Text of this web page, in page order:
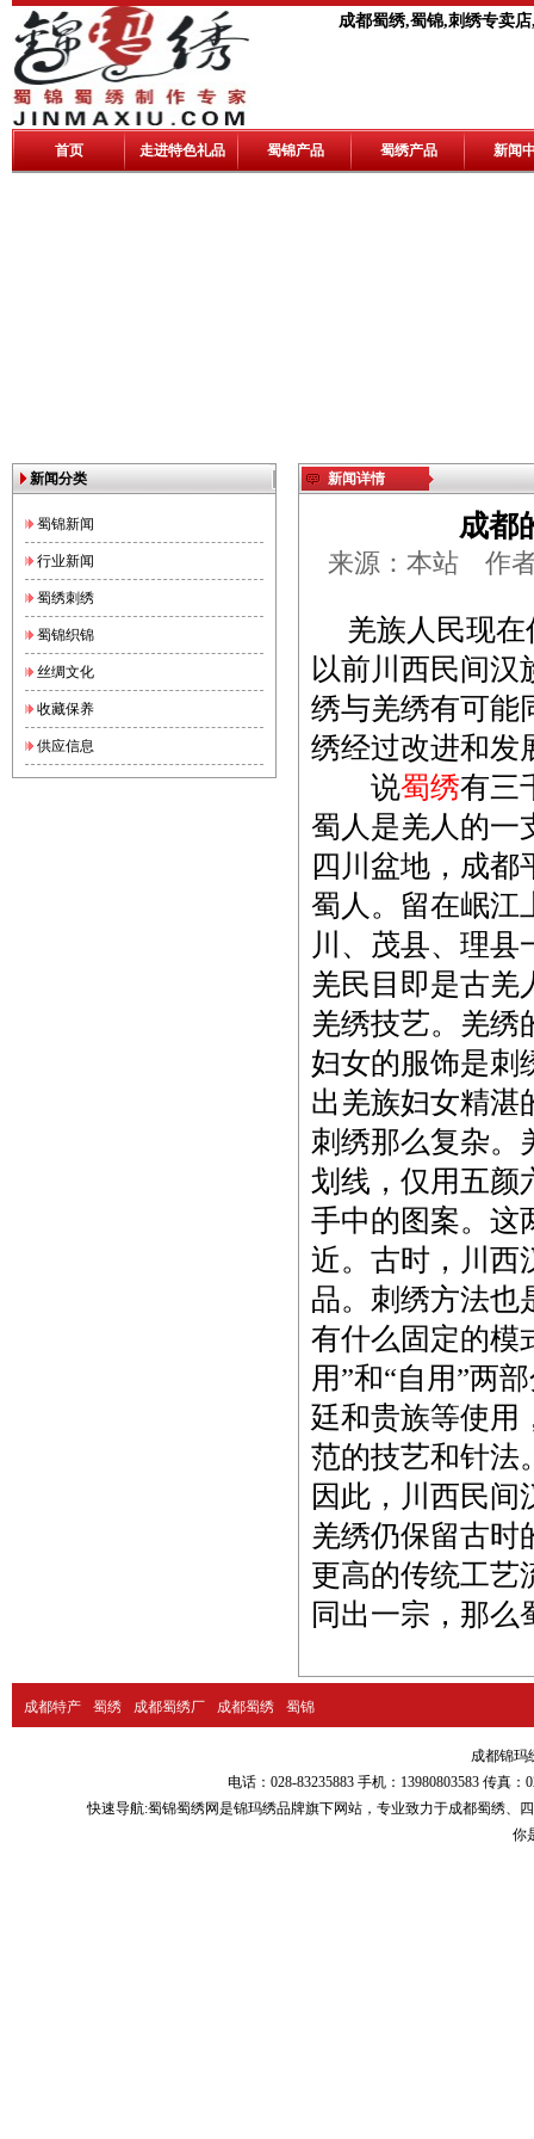
成都蜀绣,蜀锦,刺绣专卖
首页 走进特色礼品 蜀锦产品 蜀绣产品 新闻
新闻分类
蜀锦新闻
行业新闻
蜀绣刺绣
蜀锦织锦
丝绸文化
收藏保养
供应信息
新闻详情
成都
来源：本站 作
羌族人民现在
以前川西民间汉
绣与羌绣有可能
绣经过改进和发
说蜀绣有三
蜀人是羌人的一
四川盆地，成都
蜀人。留在岷江
川、茂县、理县
羌民目即是古羌
羌绣技艺。羌绣
妇女的服饰是刺
出羌族妇女精湛
刺绣那么复杂。
划线，仅用五颜
手中的图案。这
近。古时，川西
品。刺绣方法也
有什么固定的模
用”和“自用”两
廷和贵族等使用
范的技艺和针法
因此，川西民
羌绣仍保留古时
更高的传统工艺
同出一宗，那
成都特产 蜀绣 成都蜀绣厂 成都蜀绣 蜀锦
成都锦玛
电话：028-83235883 手机：13980803583 传真
快速导航:蜀锦蜀绣网是锦玛绣品牌旗下网站，专业致力于成都蜀绣、
你